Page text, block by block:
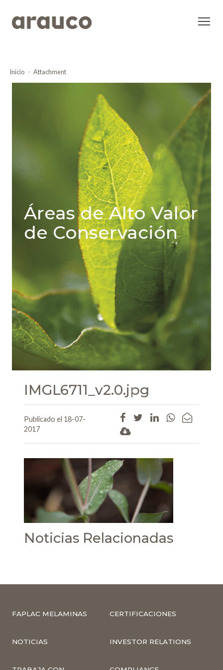
Inicio Attachment
Áreas de Alto Valor
de Conservación
IMGL6711_v2.0.jpg
Publicado el 18-07-
2017
Noticias Relacionadas
FAPLAC MELAMINAS CERTIFICACIONES
NOTICIAS INVESTOR RELATIONS